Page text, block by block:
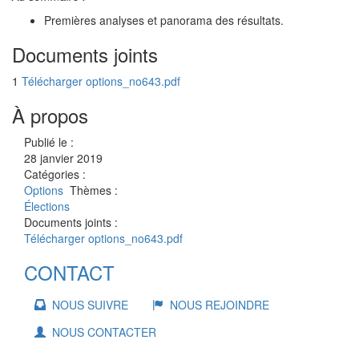
Premières analyses et panorama des résultats.
Documents joints
1 Télécharger options_no643.pdf
À propos
Publié le :
28 janvier 2019
Catégories :
Options Thèmes :
Élections
Documents joints :
Télécharger options_no643.pdf
CONTACT
NOUS SUIVRE
NOUS REJOINDRE
NOUS CONTACTER